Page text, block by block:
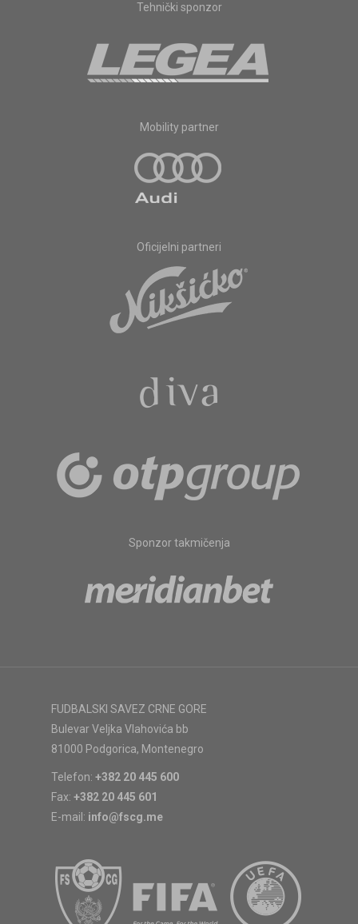
Tehnički sponzor
Mobility partner
Oficijelni partneri
Sponzor takmičenja
FUDBALSKI SAVEZ CRNE GORE
Bulevar Veljka Vlahovića bb
81000 Podgorica, Montenegro
Telefon: +382 20 445 600
Fax: +382 20 445 601
E-mail: info@fscg.me